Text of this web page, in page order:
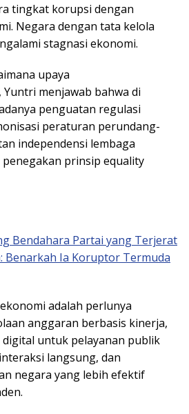
tingkat korupsi dengan
Negara dengan tata kelola
stagnasi ekonomi.
upaya
menjawab bahwa di
penguatan regulasi
peraturan perundang-
independensi lembaga
prinsip equality
Bendahara Partai yang Terjerat
Benarkah Ia Koruptor Termuda
adalah perlunya
anggaran berbasis kinerja,
untuk pelayanan publik
langsung, dan
negara yang lebih efektif